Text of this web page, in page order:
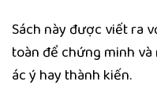
Sách này được viết ra
toàn để chứng minh
ác ý hay thành kiến.